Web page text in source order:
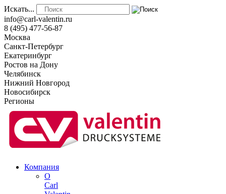
Искать...
info@carl-valentin.ru
8 (495) 477-56-87
Москва
Санкт-Петербург
Екатеринбург
Ростов на Дону
Челябинск
Нижний Новгород
Новосибирск
Регионы
Компания
О
Carl